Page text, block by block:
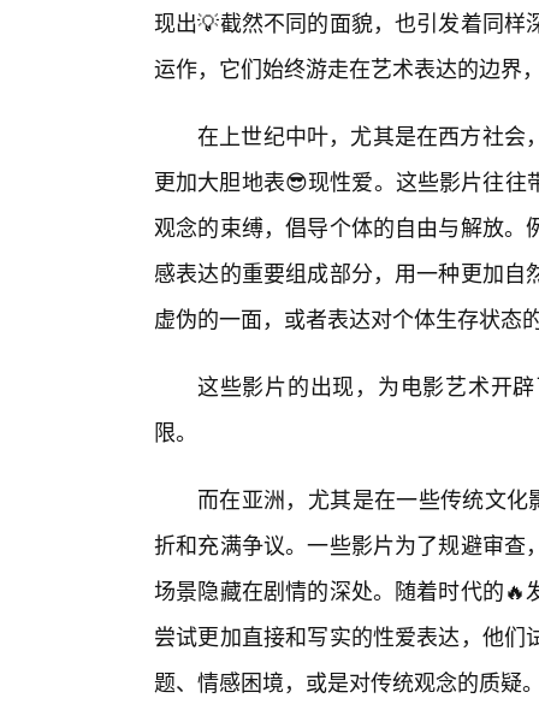
现出💡截然不同的面貌，也引发着同
运作，它们始终游走在艺术表达的边界
在上世纪中叶，尤其是在西方社会
更加大胆地表😎现性爱。这些影片往
观念的束缚，倡导个体的自由与解放
感表达的重要组成部分，用一种更加
虚伪的一面，或者表达对个体生存状态
这些影片的出现，为电影艺术开
限。
而在亚洲，尤其是在一些传统文化
折和充满争议。一些影片为了规避审
场景隐藏在剧情的深处。随着时代的
尝试更加直接和写实的性爱表达，他
题、情感困境，或是对传统观念的质疑